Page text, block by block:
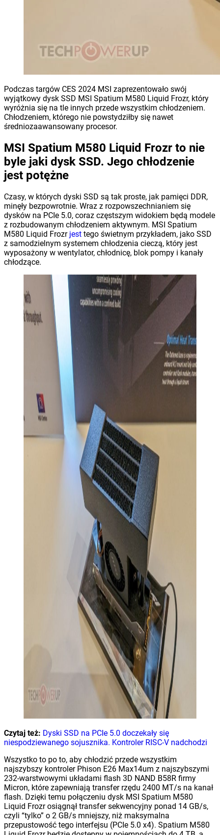
Podczas targów CES 2024 MSI zaprezentowało swój
wyjątkowy dysk SSD MSI Spatium M580 Liquid Frozr, który
wyróżnia się na tle innych przede wszystkim chłodzeniem.
Chłodzeniem, którego nie powstydziłby się nawet
średniozaawansowany procesor.
MSI Spatium M580 Liquid Frozr to nie
byle jaki dysk SSD. Jego chłodzenie
jest potężne
Czasy, w których dyski SSD są tak proste, jak pamięci DDR,
minęły bezpowrotnie. Wraz z rozpowszechnianiem się
dysków na PCIe 5.0, coraz częstszym widokiem będą modele
z rozbudowanym chłodzeniem aktywnym. MSI Spatium
M580 Liquid Frozr jest tego świetnym przykładem, jako SSD
z samodzielnym systemem chłodzenia cieczą, który jest
wyposażony w wentylator, chłodnicę, blok pompy i kanały
chłodzące.
Czytaj też: Dyski SSD na PCIe 5.0 doczekały się
niespodziewanego sojusznika. Kontroler RISC-V nadchodzi
Wszystko to po to, aby chłodzić przede wszystkim
najszybszy kontroler Phison E26 Max14um z najszybszymi
232-warstwowymi układami flash 3D NAND B58R firmy
Micron, które zapewniają transfer rzędu 2400 MT/s na kanał
flash. Dzięki temu połączeniu dysk MSI Spatium M580
Liquid Frozr osiągnął transfer sekwencyjny ponad 14 GB/s,
czyli “tylko” o 2 GB/s mniejszy, niż maksymalna
przepustowość tego interfejsu (PCIe 5.0 x4). Spatium M580